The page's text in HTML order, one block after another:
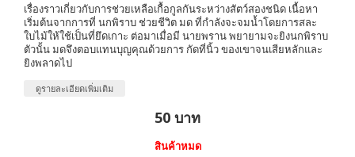
เรื่องราวเกี่ยวกับการช่วยเหลือเกื้อกูลกันระหว่างสัตว์สองชนิด เนื้อหา
เริ่มต้นจากการที่ นกพิราบ ช่วยชีวิต มด ที่กำลังจะจมน้ำโดยการสละ
ใบไม้ให้ใช้เป็นที่ยึดเกาะ ต่อมาเมื่อมี นายพราน พยายามจะยิงนกพิราบ
ตัวนั้น มดจึงตอบแทนบุญคุณด้วยการ กัดที่นิ้ว ของเขาจนเสียหลักและ
ยิงพลาดไป
ดูรายละเอียดเพิ่มเติม
50 บาท
สินค้าหมด